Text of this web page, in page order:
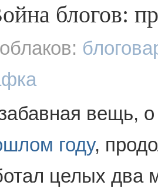
блогов:
вещь,
году,
целых два